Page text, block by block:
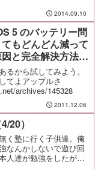
しろと書いてある。そ
には 「 ガイダンスの
何番...
2014.09.10
5 のバッテリー問
もどんどん減って
と完全解決方法 |
（iPadもね）
るから試してみよう。
てよアップルさ
archives/145328
2011.12.06
20）
く塾に行く子供達。俺
なんかしないで遊び回
人達が勉強をしたがる